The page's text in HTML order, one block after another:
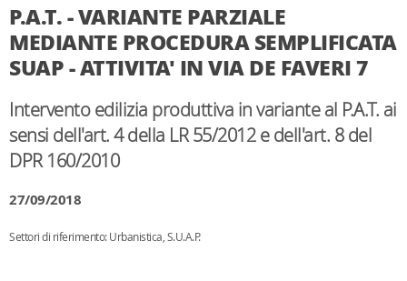
P.A.T. - VARIANTE PARZIALE
MEDIANTE PROCEDURA SEMPLIFICATA
SUAP - ATTIVITA' IN VIA DE FAVERI 7
Intervento edilizia produttiva in variante al P.A.T. ai
sensi dell'art. 4 della LR 55/2012 e dell'art. 8 del
DPR 160/2010
27/09/2018
Settori di riferimento: Urbanistica, S.U.A.P.